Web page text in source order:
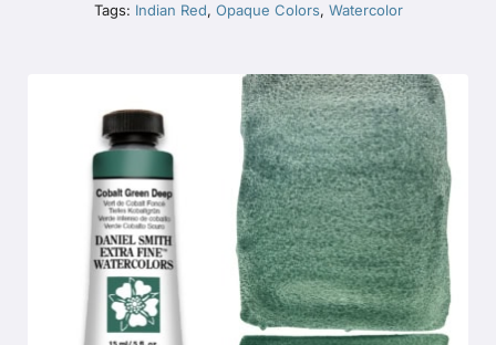
Tags: Indian Red, Opaque Colors, Watercolor